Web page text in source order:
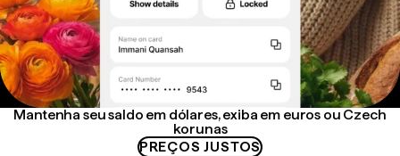
Mantenha seu saldo em dólares, exiba em euros ou Czech
korunas
PREÇOS JUSTOS